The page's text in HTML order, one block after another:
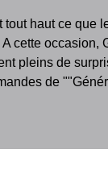
tout haut ce que
cette
pleins de
de